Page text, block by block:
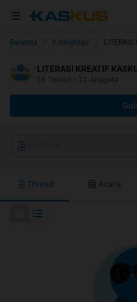
Beranda Komunitas LITERASI
LITERASI KREATIF
18 Thread • 22 Anggota
Thread Acara